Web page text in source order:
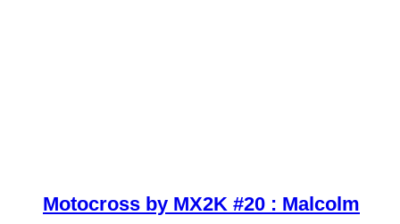
Motocross by MX2K #20 : Malcolm